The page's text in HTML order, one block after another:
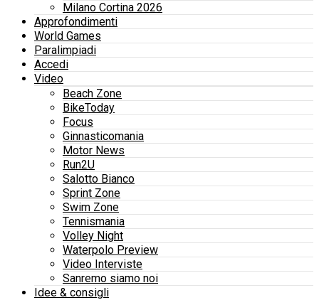
Milano Cortina 2026
Approfondimenti
World Games
Paralimpiadi
Accedi
Video
Beach Zone
BikeToday
Focus
Ginnasticomania
Motor News
Run2U
Salotto Bianco
Sprint Zone
Swim Zone
Tennismania
Volley Night
Waterpolo Preview
Video Interviste
Sanremo siamo noi
Idee & consigli